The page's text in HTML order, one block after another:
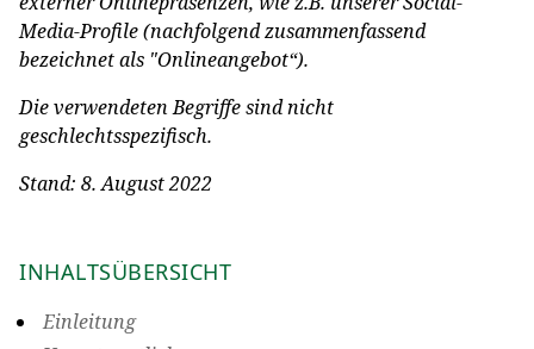
Media-Profile (nachfolgend zusammenfassend
bezeichnet als "Onlineangebot“).
Die verwendeten Begriffe sind nicht
geschlechtsspezifisch.
Stand: 8. August 2022
INHALTSÜBERSICHT
Einleitung